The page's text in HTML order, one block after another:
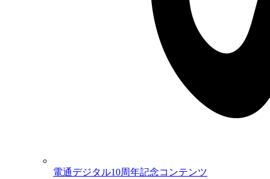
電通デジタル10周年記念コンテンツ